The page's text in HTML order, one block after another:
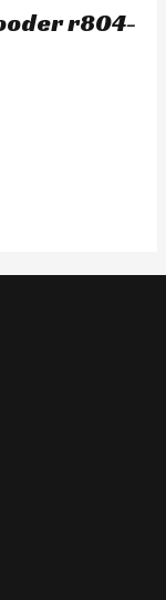
r804-